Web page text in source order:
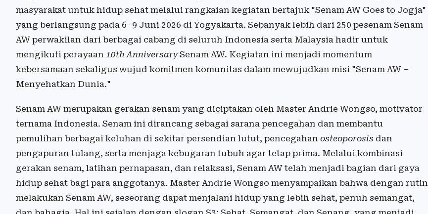
masyarakat untuk hidup sehat melalui rangkaian kegiatan bertajuk "Senam AW Goes to Jogja"
yang berlangsung pada 6–9 Juni 2026 di Yogyakarta. Sebanyak lebih dari 250 pesenam Senam
AW perwakilan dari berbagai cabang di seluruh Indonesia serta Malaysia hadir untuk
mengikuti perayaan 10th AnniversarySenam AW. Kegiatan ini menjadi momentum
kebersamaan sekaligus wujud komitmen komunitas dalam mewujudkan misi "Senam AW –
Menyehatkan Dunia."
Senam AW merupakan gerakan senam yang diciptakan oleh Master Andrie Wongso, motivator
ternama Indonesia. Senam ini dirancang sebagai sarana pencegahan dan membantu
pemulihan berbagai keluhan di sekitar persendian lutut, pencegahan osteoporosis dan
pengapuran tulang, serta menjaga kebugaran tubuh agar tetap prima. Melalui kombinasi
gerakan senam, latihan pernapasan, dan relaksasi, Senam AW telah menjadi bagian dari gaya
hidup sehat bagi para anggotanya. Master Andrie Wongso menyampaikan bahwa dengan rutin
melakukan Senam AW, seseorang dapat menjalani hidup yang lebih sehat, penuh semangat,